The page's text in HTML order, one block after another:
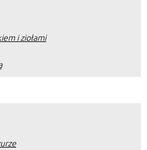
i ziołami